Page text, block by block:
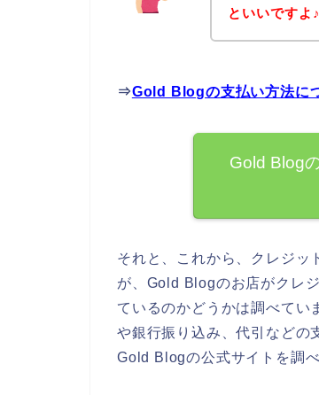
といいですよ♪
⇒Gold Blogの支払い方法に
Gold Blog
それと、これから、クレジッ
が、Gold Blogのお店がクレ
ているのかどうかは調べてい
や銀行振り込み、代引などの
Gold Blogの公式サイトを調